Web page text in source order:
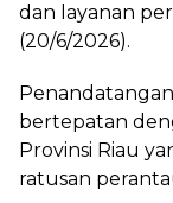
dan layanan
(20/6/2026).
bertepatan
Provinsi Riau
ratusan